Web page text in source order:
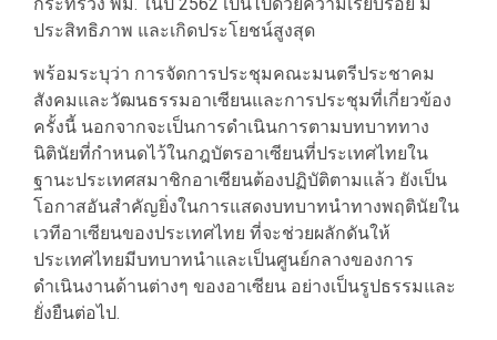
ประสิทธิภาพ และเกิดประโยชน์สูงสุด
พร้อมระบุว่า การจัดการประชุมคณะมนตรีประชาคม
สังคมและวัฒนธรรมอาเซียนและการประชุมที่เกี่ยวข้อง
ครั้งนี้ นอกจากจะเป็นการดำเนินการตามบทบาททาง
นิตินัยที่กำหนดไว้ในกฎบัตรอาเซียนที่ประเทศไทยใน
ฐานะประเทศสมาชิกอาเซียนต้องปฏิบัติตามแล้ว ยังเป็น
โอกาสอันสำคัญยิ่งในการแสดงบทบาทนำทางพฤตินัยใน
เวทีอาเซียนของประเทศไทย ที่จะช่วยผลักดันให้
ประเทศไทยมีบทบาทนำและเป็นศูนย์กลางของการ
ดำเนินงานด้านต่างๆ ของอาเซียน อย่างเป็นรูปธรรมและ
ยั่งยืนต่อไป.